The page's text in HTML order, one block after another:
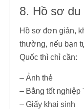
8. Hồ sơ du
Hồ sơ đơn giản,
thường, nếu bạn
Quốc thì chỉ cần:
– Ảnh thẻ
– Bằng tốt
– Giấy khai sinh